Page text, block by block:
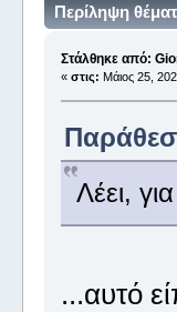
Περίληψη
Στάλθηκε από:
« στις: Μάιος 25,
Λέει,
...αυτό